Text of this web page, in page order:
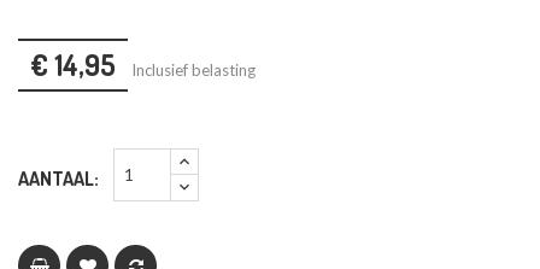
€ 14,95 Inclusief belasting
AANTAAL: